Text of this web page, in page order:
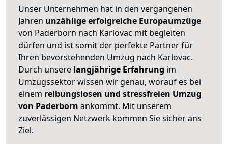
Unser Unternehmen hat in den vergangenen
Jahren unzählige erfolgreiche Europaumzüge
von Paderborn nach Karlovac mit begleiten
dürfen und ist somit der perfekte Partner für
Ihren bevorstehenden Umzug nach Karlovac.
Durch unsere langjährige Erfahrung im
Umzugssektor wissen wir genau, worauf es bei
einem reibungslosen und stressfreien Umzug
von Paderborn ankommt. Mit unserem
zuverlässigen Netzwerk kommen Sie sicher ans
Ziel.